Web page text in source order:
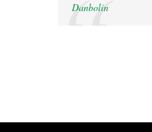
Danbolin